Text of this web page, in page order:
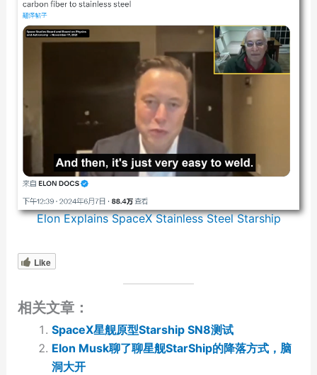
Elon Explains SpaceX Stainless Steel Starship
Like
相关文章：
SpaceX星舰原型Starship SN8测试
Elon Musk聊了聊星舰StarShip的降落方式，脑
洞大开